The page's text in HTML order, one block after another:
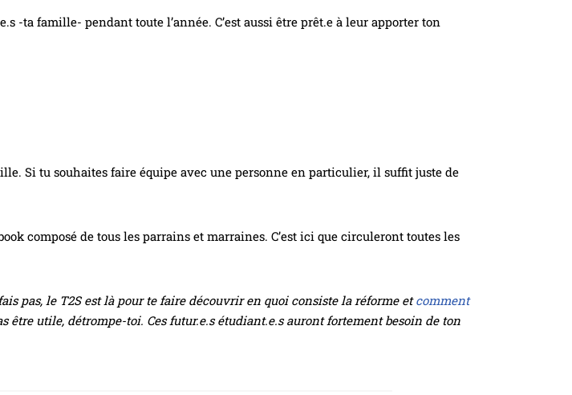
-ta famille- pendant toute l’année. C’est aussi être prêt.e à leur apporter ton
Si tu souhaites faire équipe avec une personne en particulier, il suffit juste de
composé de tous les parrains et marraines. C’est ici que circuleront toutes les
pas, le T2S est là pour te faire découvrir en quoi consiste la réforme etcomment
être utile, détrompe-toi. Ces futur.e.s étudiant.e.s auront fortement besoin de ton